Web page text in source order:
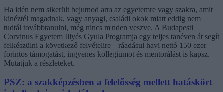
Ha idén nem sikerült bejutnod arra az egyetemre vagy szakra, amit
kinéztél magadnak, vagy anyagi, családi okok miatt eddig nem
tudtál továbbtanulni, még nincs minden veszve. A Budapesti
Corvinus Egyetem Illyés Gyula Programja egy teljes tanéven át segít
felkészülni a következő felvételire – ráadásul havi nettó 150 ezer
forintos támogatást, ingyenes kollégiumot és mentorálást is kapsz.
Mutatjuk a részleteket.
PSZ: a szakképzésben a felelősség mellett hatáskört